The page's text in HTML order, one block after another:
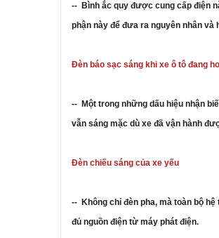
-- Bình ắc quy được cung cấp điện
phận này để đưa ra nguyên nhân
Đèn báo sạc sáng khi xe ô tô đang
-- Một trong những dấu hiệu nhận
vẫn sáng mặc dù xe đã vận hành
Đèn chiếu sáng của xe yếu
-- Không chỉ đèn pha, mà toàn bộ
đủ nguồn điện từ máy phát điện.